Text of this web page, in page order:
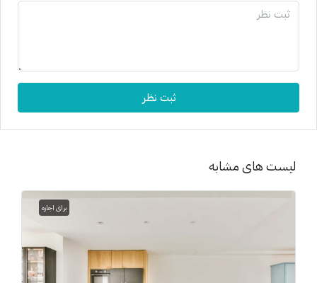
ثبت نظر
لیست های مشابه
برای اجاره